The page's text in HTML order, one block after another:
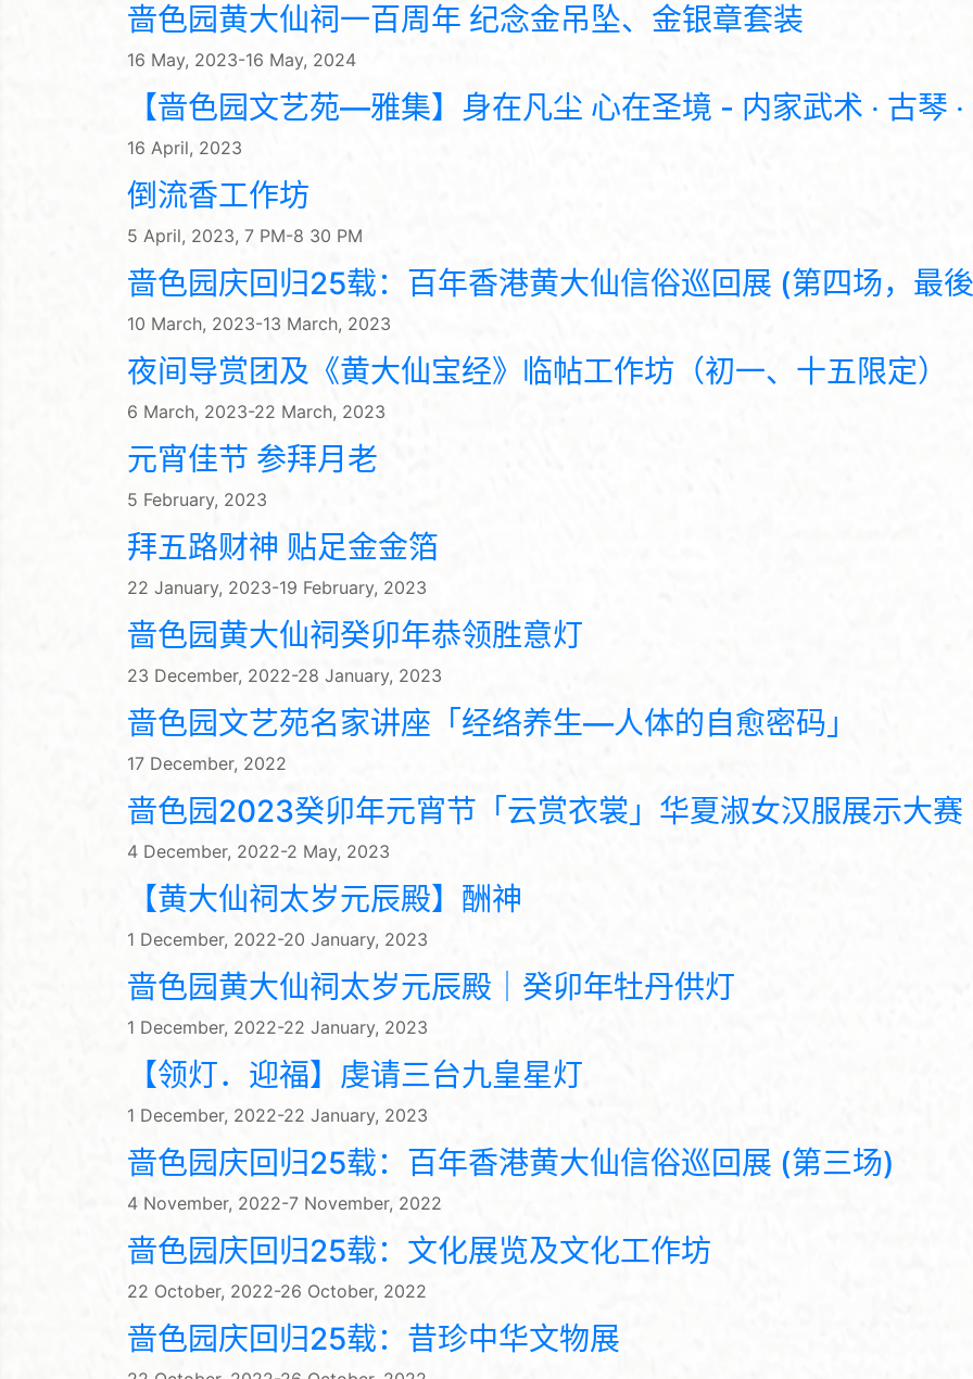
啬色园黄大仙祠一百周年 纪念金吊坠、金银章套装
16 May, 2023-16 May, 2024
【啬色园文艺苑—雅集】身在凡尘 心在圣境 - 内家武术 ‧ 古琴
16 April, 2023
倒流香工作坊
5 April, 2023, 7 PM-8 30 PM
啬色园庆回归25载：百年香港黄大仙信俗巡回展 (第四场，最
10 March, 2023-13 March, 2023
夜间导赏团及《黄大仙宝经》临帖工作坊（初一、十五限定）
6 March, 2023-22 March, 2023
元宵佳节 参拜月老
5 February, 2023
拜五路财神 贴足金金箔
22 January, 2023-19 February, 2023
啬色园黄大仙祠癸卯年恭领胜意灯
23 December, 2022-28 January, 2023
啬色园文艺苑名家讲座「经络养生—人体的自愈密码」
17 December, 2022
啬色园2023癸卯年元宵节「云赏衣裳」华夏淑女汉服展示大
4 December, 2022-2 May, 2023
【黄大仙祠太岁元辰殿】酬神
1 December, 2022-20 January, 2023
啬色园黄大仙祠太岁元辰殿｜癸卯年牡丹供灯
1 December, 2022-22 January, 2023
【领灯．迎福】虔请三台九皇星灯
1 December, 2022-22 January, 2023
啬色园庆回归25载：百年香港黄大仙信俗巡回展 (第三场)
4 November, 2022-7 November, 2022
啬色园庆回归25载：文化展览及文化工作坊
22 October, 2022-26 October, 2022
啬色园庆回归25载：昔珍中华文物展